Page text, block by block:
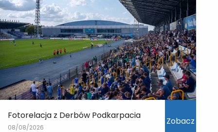
Fotorelacja z Derbów Podkarpacia
08/08/2026
Zobacz